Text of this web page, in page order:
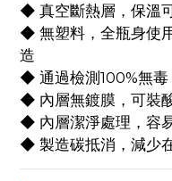
◆ 真空斷熱層，保溫
◆ 無塑料，全瓶身使
造
◆ 通過檢測100%無毒
◆ 內層無鍍膜，可裝
◆ 內層潔淨處理，容
◆ 製造碳抵消，減少